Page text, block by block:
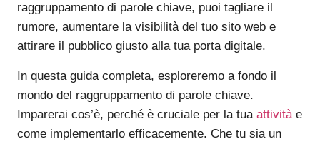
raggruppamento di parole chiave, puoi tagliare il
rumore, aumentare la visibilità del tuo sito web e
attirare il pubblico giusto alla tua porta digitale.
In questa guida completa, esploreremo a fondo il
mondo del raggruppamento di parole chiave.
Imparerai cos’è, perché è cruciale per la tua attività e
come implementarlo efficacemente. Che tu sia un